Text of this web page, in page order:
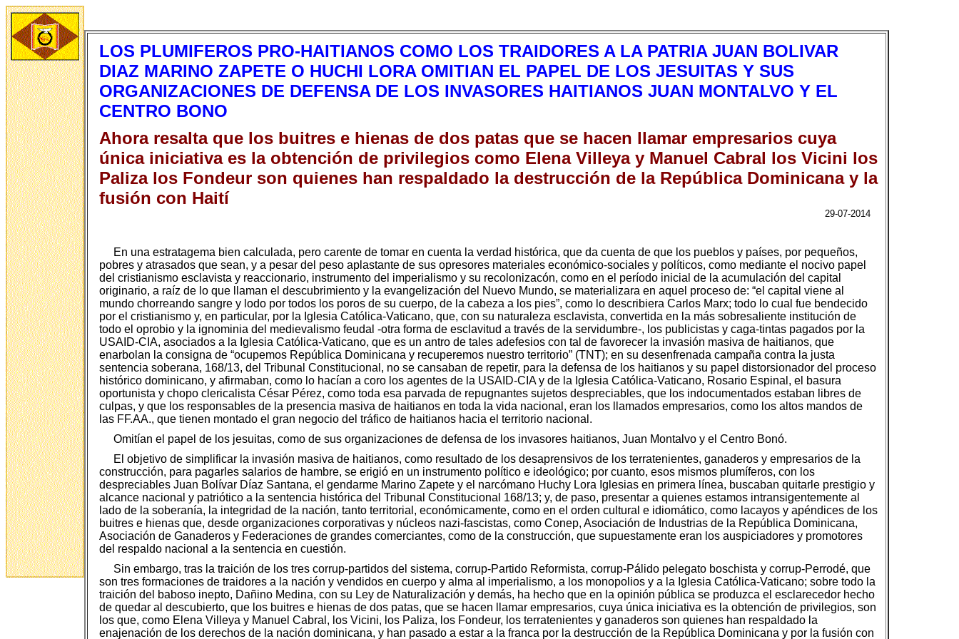
LOS PLUMIFEROS PRO-HAITIANOS COMO LOS TRAIDORES A LA PATRIA JUAN BOLIVAR
DIAZ MARINO ZAPETE O HUCHI LORA OMITIAN EL PAPEL DE LOS JESUITAS Y SUS
ORGANIZACIONES DE DEFENSA DE LOS INVASORES HAITIANOS JUAN MONTALVO Y EL
CENTRO BONO
Ahora resalta que los buitres e hienas de dos patas que se hacen llamar empresarios cuya
única iniciativa es la obtención de privilegios como Elena Villeya y Manuel Cabral los Vicini los
Paliza los Fondeur son quienes han respaldado la destrucción de la República Dominicana y la
fusión con Haití
29-07-2014
En una estratagema bien calculada, pero carente de tomar en cuenta la verdad histórica, que da cuenta de que los pueblos y países, por pequeños,
pobres y atrasados que sean, y a pesar del peso aplastante de sus opresores materiales económico-sociales y políticos, como mediante el nocivo papel
del cristianismo esclavista y reaccionario, instrumento del imperialismo y su recolonizacón, como en el período inicial de la acumulación del capital
originario, a raíz de lo que llaman el descubrimiento y la evangelización del Nuevo Mundo, se materializara en aquel proceso de: “el capital viene al
mundo chorreando sangre y lodo por todos los poros de su cuerpo, de la cabeza a los pies”, como lo describiera Carlos Marx; todo lo cual fue bendecido
por el cristianismo y, en particular, por la Iglesia Católica-Vaticano, que, con su naturaleza esclavista, convertida en la más sobresaliente institución de
todo el oprobio y la ignominia del medievalismo feudal -otra forma de esclavitud a través de la servidumbre-, los publicistas y caga-tintas pagados por la
USAID-CIA, asociados a la Iglesia Católica-Vaticano, que es un antro de tales adefesios con tal de favorecer la invasión masiva de haitianos, que
enarbolan la consigna de “ocupemos República Dominicana y recuperemos nuestro territorio” (TNT); en su desenfrenada campaña contra la justa
sentencia soberana, 168/13, del Tribunal Constitucional, no se cansaban de repetir, para la defensa de los haitianos y su papel distorsionador del proceso
histórico dominicano, y afirmaban, como lo hacían a coro los agentes de la USAID-CIA y de la Iglesia Católica-Vaticano, Rosario Espinal, el basura
oportunista y chopo clericalista César Pérez, como toda esa parvada de repugnantes sujetos despreciables, que los indocumentados estaban libres de
culpas, y que los responsables de la presencia masiva de haitianos en toda la vida nacional, eran los llamados empresarios, como los altos mandos de
las FF.AA., que tienen montado el gran negocio del tráfico de haitianos hacia el territorio nacional.
Omitían el papel de los jesuitas, como de sus organizaciones de defensa de los invasores haitianos, Juan Montalvo y el Centro Bonó.
El objetivo de simplificar la invasión masiva de haitianos, como resultado de los desaprensivos de los terratenientes, ganaderos y empresarios de la
construcción, para pagarles salarios de hambre, se erigió en un instrumento político e ideológico; por cuanto, esos mismos plumíferos, con los
despreciables Juan Bolívar Díaz Santana, el gendarme Marino Zapete y el narcómano Huchy Lora Iglesias en primera línea, buscaban quitarle prestigio y
alcance nacional y patriótico a la sentencia histórica del Tribunal Constitucional 168/13; y, de paso, presentar a quienes estamos intransigentemente al
lado de la soberanía, la integridad de la nación, tanto territorial, económicamente, como en el orden cultural e idiomático, como lacayos y apéndices de los
buitres e hienas que, desde organizaciones corporativas y núcleos nazi-fascistas, como Conep, Asociación de Industrias de la República Dominicana,
Asociación de Ganaderos y Federaciones de grandes comerciantes, como de la construcción, que supuestamente eran los auspiciadores y promotores
del respaldo nacional a la sentencia en cuestión.
Sin embargo, tras la traición de los tres corrup-partidos del sistema, corrup-Partido Reformista, corrup-Pálido pelegato boschista y corrup-Perrodé, que
son tres formaciones de traidores a la nación y vendidos en cuerpo y alma al imperialismo, a los monopolios y a la Iglesia Católica-Vaticano; sobre todo la
traición del baboso inepto, Dañino Medina, con su Ley de Naturalización y demás, ha hecho que en la opinión pública se produzca el esclarecedor hecho
de quedar al descubierto, que los buitres e hienas de dos patas, que se hacen llamar empresarios, cuya única iniciativa es la obtención de privilegios, son
los que, como Elena Villeya y Manuel Cabral, los Vicini, los Paliza, los Fondeur, los terratenientes y ganaderos son quienes han respaldado la
enajenación de los derechos de la nación dominicana, y han pasado a estar a la franca por la destrucción de la República Dominicana y por la fusión con